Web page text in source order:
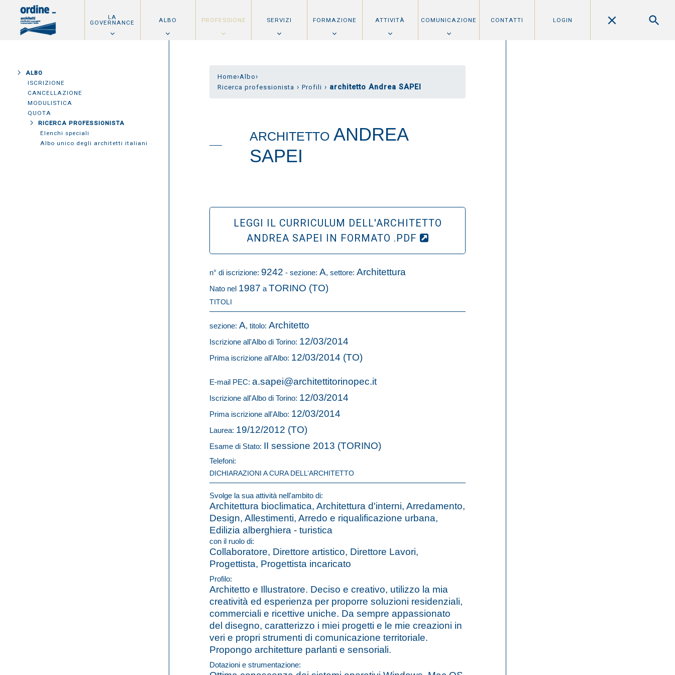
LA
GOVERNANCE ALBO PROFESSIONE SERVIZI FORMAZIONE ATTIVITÀ COMUNICAZIONE CONTATTI LOGIN
ALBO
ISCRIZIONE
CANCELLAZIONE
MODULISTICA
QUOTA
RICERCA PROFESSIONISTA
Elenchi speciali
Albo unico degli architetti italiani
Home›Albo›
Ricerca professionista › Profili › architetto Andrea SAPEI
ARCHITETTO ANDREA
SAPEI
LEGGI IL CURRICULUM DELL'ARCHITETTO
ANDREA SAPEI IN FORMATO .PDF
n° di iscrizione: 9242 - sezione: A, settore: Architettura
Nato nel 1987 a TORINO (TO)
TITOLI
sezione: A, titolo: Architetto
Iscrizione all'Albo di Torino: 12/03/2014
Prima iscrizione all'Albo: 12/03/2014 (TO)
E-mail PEC: a.sapei@architettitorinopec.it
Iscrizione all'Albo di Torino: 12/03/2014
Prima iscrizione all'Albo: 12/03/2014
Laurea: 19/12/2012 (TO)
Esame di Stato: II sessione 2013 (TORINO)
Telefoni:
DICHIARAZIONI A CURA DELL’ARCHITETTO
Svolge la sua attività nell'ambito di:
Architettura bioclimatica, Architettura d'interni, Arredamento,
Design, Allestimenti, Arredo e riqualificazione urbana,
Edilizia alberghiera - turistica
con il ruolo di:
Collaboratore, Direttore artistico, Direttore Lavori,
Progettista, Progettista incaricato
Profilo:
Architetto e Illustratore. Deciso e creativo, utilizzo la mia
creatività ed esperienza per proporre soluzioni residenziali,
commerciali e ricettive uniche. Da sempre appassionato
del disegno, caratterizzo i miei progetti e le mie creazioni in
veri e propri strumenti di comunicazione territoriale.
Propongo architetture parlanti e sensoriali.
Dotazioni e strumentazione: